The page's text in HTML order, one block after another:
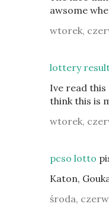
awsome
wtorek,
lottery
Ive read
think this is
wtorek,
pcso lotto
Katon,
środa,